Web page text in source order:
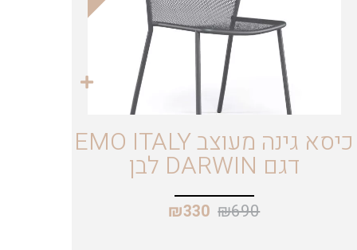
כיסא גינה מעוצב EMO ITALY
דגם DARWIN לבן
₪690
₪330